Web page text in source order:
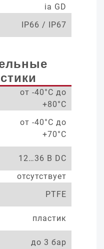
ia GD
IP66 / IP67
от -40°С до
+80°С
от -40°С до
+70°С
12…36 В DC
отсутствует
PTFE
пластик
до 3 бар